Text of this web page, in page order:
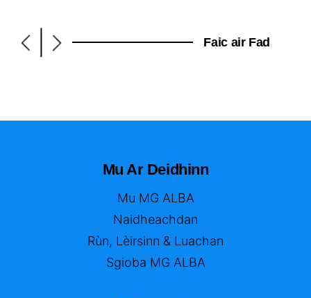
Faic air Fad
Mu Ar Deidhinn
Mu MG ALBA
Naidheachdan
Rùn, Lèirsinn & Luachan
Sgioba MG ALBA